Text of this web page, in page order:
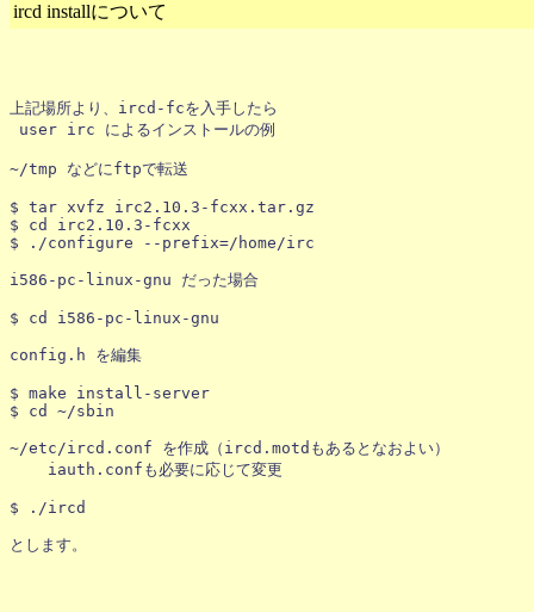
ircd installについて
上記場所より、ircd-fcを入手したら
user irc によるインストールの例
~/tmp などにftpで転送
$ tar xvfz irc2.10.3-fcxx.tar.gz
$ cd irc2.10.3-fcxx
$ ./configure --prefix=/home/irc
i586-pc-linux-gnu だった場合
$ cd i586-pc-linux-gnu
config.h を編集
$ make install-server
$ cd ~/sbin
~/etc/ircd.conf を作成（ircd.motdもあるとなおよい）
    iauth.confも必要に応じて変更
$ ./ircd